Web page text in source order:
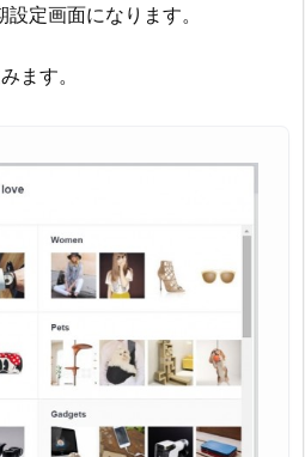
定画面になります。
ます。